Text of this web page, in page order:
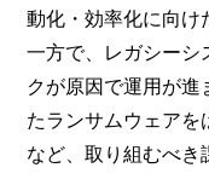
動化・効率化に向け
一方で、レガシーシ
クが原因で運用が進
たランサムウェアを
など、取り組むべき